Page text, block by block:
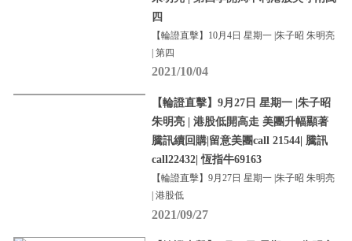
四
【輪證直擊】10月4日 星期一 |朱子昭 朱明亮
| 第四
2021/10/04
【輪證直擊】9月27日 星期一 |朱子昭
朱明亮 | 港股低開高走 美團升幅顯著
騰訊續回購|留意美團call 21544| 騰訊
call22432| 恆指牛69163
【輪證直擊】9月27日 星期一 |朱子昭 朱明亮
| 港股低
2021/09/27